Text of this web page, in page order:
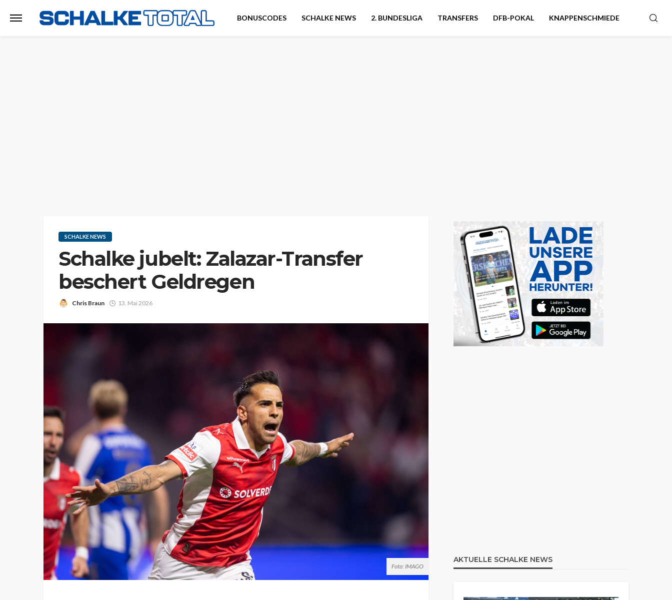
BONUSCODES SCHALKE NEWS 2. BUNDESLIGA TRANSFERS DFB-POKAL KNAPPENSCHMIEDE
SCHALKE NEWS
Schalke jubelt: Zalazar-Transfer
beschert Geldregen
Chris Braun 13. Mai 2026
Foto: IMAGO
AKTUELLE SCHALKE NEWS